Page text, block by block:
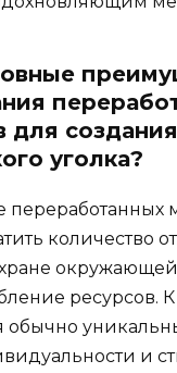
для создания
уголка?
переработанных
количество
ресурсов.
обычно
и